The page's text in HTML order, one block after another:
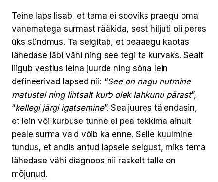
Teine laps lisab, et tema ei sooviks praegu oma
vanematega surmast rääkida, sest hiljuti oli peres
üks sündmus. Ta selgitab, et peaaegu kaotas
lähedase läbi vähi ning see tegi ta kurvaks. Sealt
liigub vestlus leina juurde ning sõna lein
defineerivad lapsed nii: “See on nagu nutmine
matustel ning lihtsalt kurb olek lahkunu pärast”,
“kellegi järgi igatsemine”. Sealjuures täiendasin,
et lein või kurbuse tunne ei pea tekkima ainult
peale surma vaid võib ka enne. Selle kuulmine
tundus, et andis antud lapsele selgust, miks tema
lähedase vähi diagnoos nii raskelt talle on
mõjunud.